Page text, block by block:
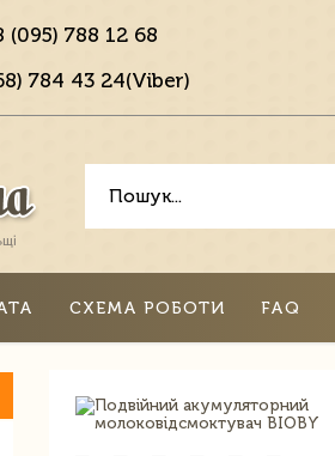
(095) 788 12 68
784 43 24(Viber)
СХЕМА РОБОТИ FAQ